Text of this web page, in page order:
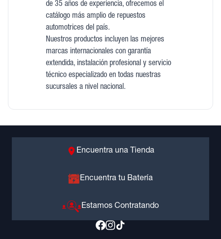
de 35 años de experiencia, ofrecemos el
catálogo más amplio de repuestos
automotrices del país.
Nuestros productos incluyen las mejores
marcas internacionales con garantía
extendida, instalación profesional y servicio
técnico especializado en todas nuestras
sucursales a nivel nacional.
Encuentra una Tienda
Encuentra tu Batería
Estamos Contratando